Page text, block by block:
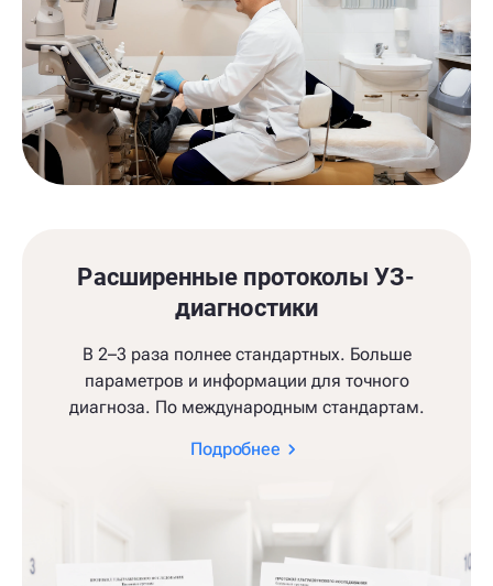
Расширенные протоколы УЗ-
диагностики
В 2–3 раза полнее стандартных. Больше
параметров и информации для точного
диагноза. По международным стандартам.
Подробнее